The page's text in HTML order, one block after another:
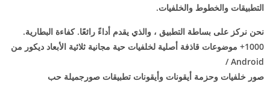
التطبيقات والخطوط والخلفيات.
نحن نركز على بساطة التطبيق ، والذي يقدم أداءً رائعًا. كفاءة البطارية.
1000+ موضوعات قاذفة أصلية لخلفيات حية مجانية ثلاثية الأبعاد ديكور من
Android /
صور خلفيات وحزمة أيقونات وأيقونات تطبيقات صورجميلة حب